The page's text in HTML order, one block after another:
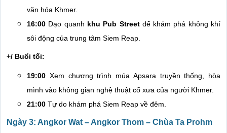
văn hóa Khmer.
16:00 Dạo quanh khu Pub Streetđể khám phá không khí
sôi động của trung tâm Siem Reap.
+/ Buổi tối:
19:00 Xem chương trình múa Apsara truyền thống, hòa
mình vào không gian nghệ thuật cổ xưa của người Khmer.
21:00 Tự do khám phá Siem Reap về đêm.
Ngày 3: Angkor Wat – Angkor Thom – Chùa Ta Prohm